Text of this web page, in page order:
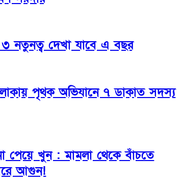
৩ নতুনত্ব দেখা যাবে এ বছর
পৃথক অভিযানে ৭ ডাকাত সদস্য
পেয়ে খুন : মামলা থেকে বাঁচতে
আগুন!